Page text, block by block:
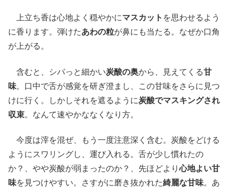
上立ち香は心地よく穏やかにマスカット を思わせるよう
に香ります。弾けたあわの粒が鼻にも当たる。なぜか口角
が上がる。
含むと、シパっと細かい炭酸の奥から、見えてくる甘
味。口中で舌が感覚を研ぎ澄まし、この甘味をさらに見つ
けに行く。しかしそれを遮るように炭酸でマスキングされ
収束。なんて速やかななくなり方。
今度は滓を混ぜ、もう一度注意深く含む。炭酸をどける
ようにスワリングし、運び入れる。舌が少し慣れたの
か？、やや炭酸が弱まったのか？、先ほどより心地よい甘
味を見つけやすい。さすがに磨き抜かれた綺麗な甘味。あ